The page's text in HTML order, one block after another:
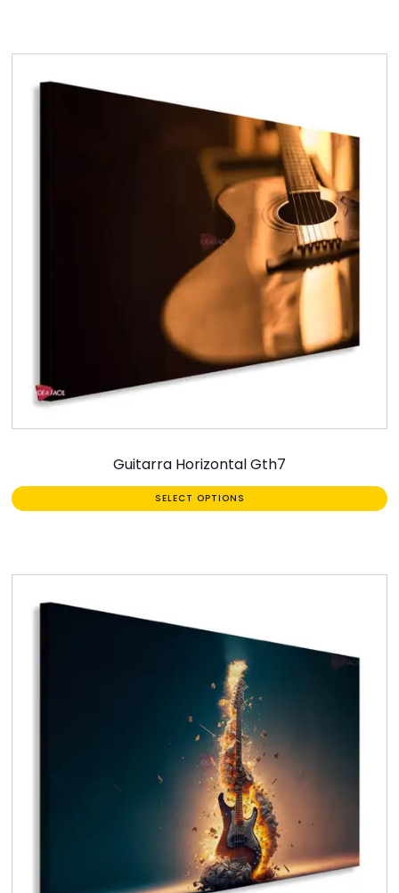
Guitarra Horizontal Gth7
SELECT OPTIONS